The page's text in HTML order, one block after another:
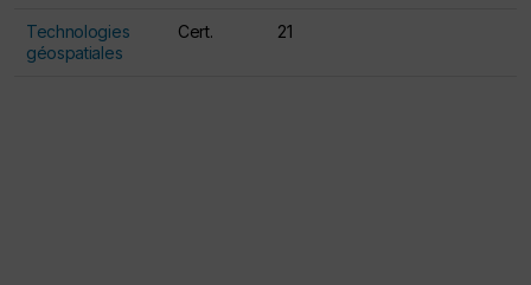
Technologies
géospatiales
Cert. 21